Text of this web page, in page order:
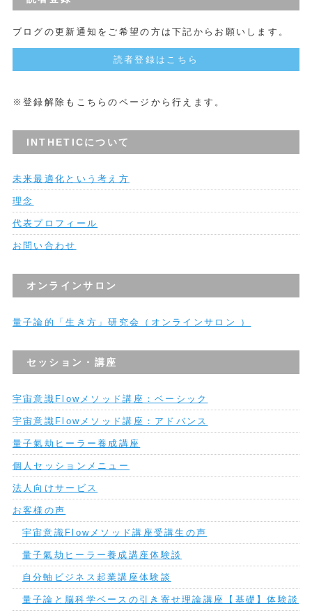
ブログの更新通知をご希望の方は下記からお願いします。
読者登録はこちら
※登録解除もこちらのページから行えます。
INTHETICについて
未来最適化という考え方
理念
代表プロフィール
お問い合わせ
オンラインサロン
量子論的「生き方」研究会（オンラインサロン ）
セッション・講座
宇宙意識Flowメソッド講座：ベーシック
宇宙意識Flowメソッド講座：アドバンス
量子氣劫ヒーラー養成講座
個人セッションメニュー
法人向けサービス
お客様の声
宇宙意識Flowメソッド講座受講生の声
量子氣劫ヒーラー養成講座体験談
自分軸ビジネス起業講座体験談
量子論と脳科学ベースの引き寄せ理論講座【基礎】体験談